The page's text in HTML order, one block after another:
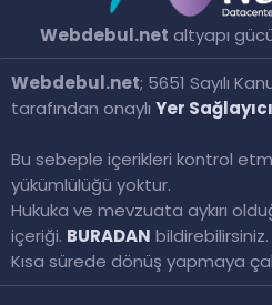
Webdebul.net; 5651 Sayılı
tarafından onaylı Yer Sağlayıcı
Bu sebeple içerikleri kontrol
yükümlülüğü yoktur.
Hukuka ve mevzuata aykırı
içeriği. BURADAN bildirebilirsiniz.
Kısa sürede dönüş yapmaya
Webdebul.net altyapı